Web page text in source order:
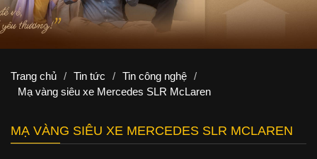
Trang chủ / Tin tức / Tin công nghệ /
Mạ vàng siêu xe Mercedes SLR McLaren
MẠ VÀNG SIÊU XE MERCEDES SLR MCLAREN